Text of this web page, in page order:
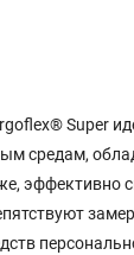
Super
средам,